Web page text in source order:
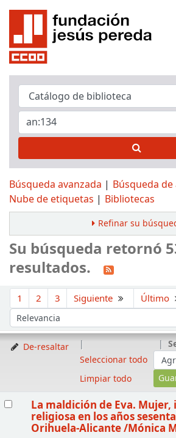
Búsqueda avanzada
Búsqueda
Nube de etiquetas
Bibliotecas
Refinar su
Su búsqueda retornó
resultados.
1 2 3 Siguiente Último
Ordenar por:
De-resaltar
Seleccionar todo
Limpiar todo
La maldición de Eva.
religiosa en los años
Orihuela-Alicante/Mónica